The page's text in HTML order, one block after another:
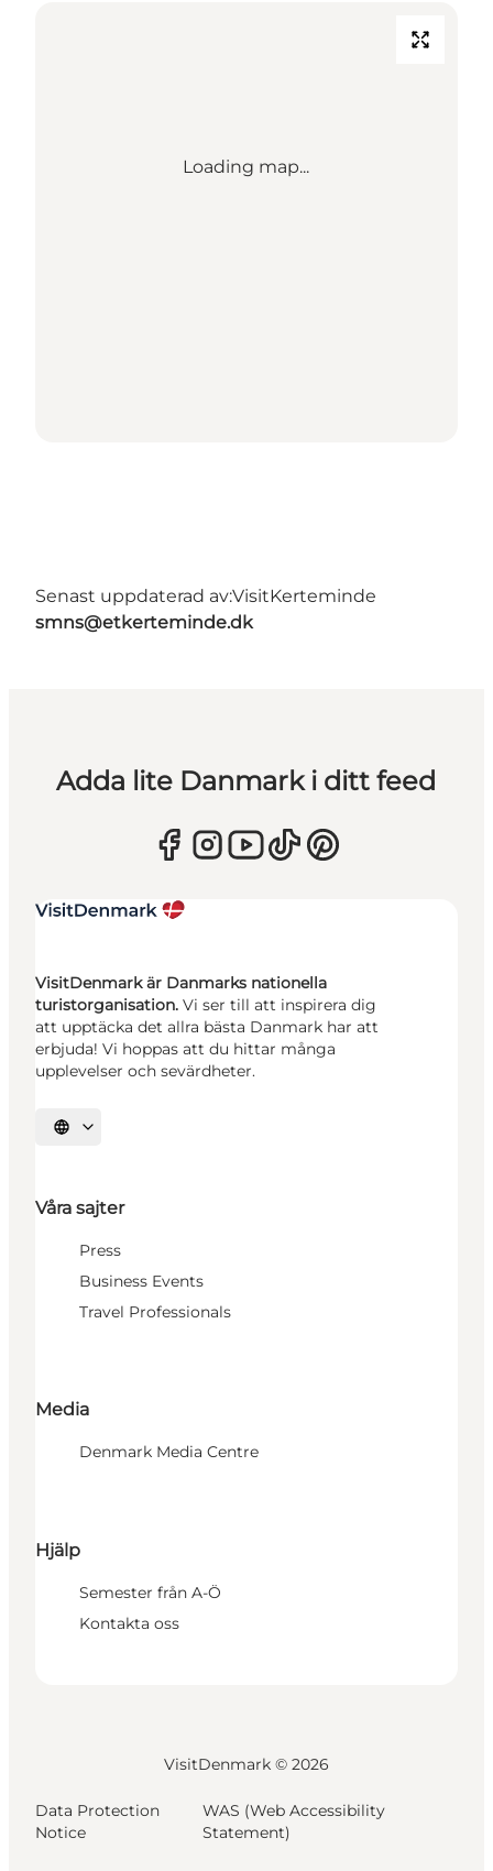
Loading map...
Senast uppdaterad av:VisitKerteminde
smns@etkerteminde.dk
Adda lite Danmark i ditt feed
VisitDenmark är Danmarks nationella
turistorganisation. Vi ser till att inspirera dig
att upptäcka det allra bästa Danmark har att
erbjuda! Vi hoppas att du hittar många
upplevelser och sevärdheter.
Välj språk
Våra sajter
Press
Business Events
Travel Professionals
Media
Denmark Media Centre
Hjälp
Semester från A-Ö
Kontakta oss
VisitDenmark © 2026
Data Protection
Notice
WAS (Web Accessibility
Statement)